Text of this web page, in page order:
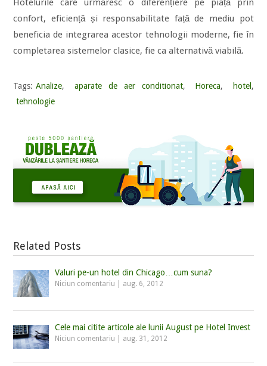
confort, eficiență și responsabilitate față de mediu pot
beneficia de integrarea acestor tehnologii moderne, fie în
completarea sistemelor clasice, fie ca alternativă viabilă.
Tags: Analize, aparate de aer conditionat, Horeca, hotel,
tehnologie
Related Posts
Valuri pe-un hotel din Chicago…cum suna?
Niciun comentariu aug. 6, 2012
Cele mai citite articole ale lunii August pe Hotel Invest
Niciun comentariu aug. 31, 2012